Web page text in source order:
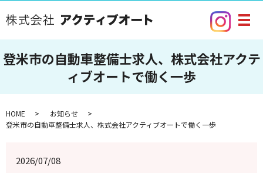
メ
登米市の自動車整備士求人、株式会社アクテ
ィブオートで働く一歩
HOME
お知らせ
登米市の自動車整備士求人、株式会社アクティブオートで働く一歩
2026/07/08